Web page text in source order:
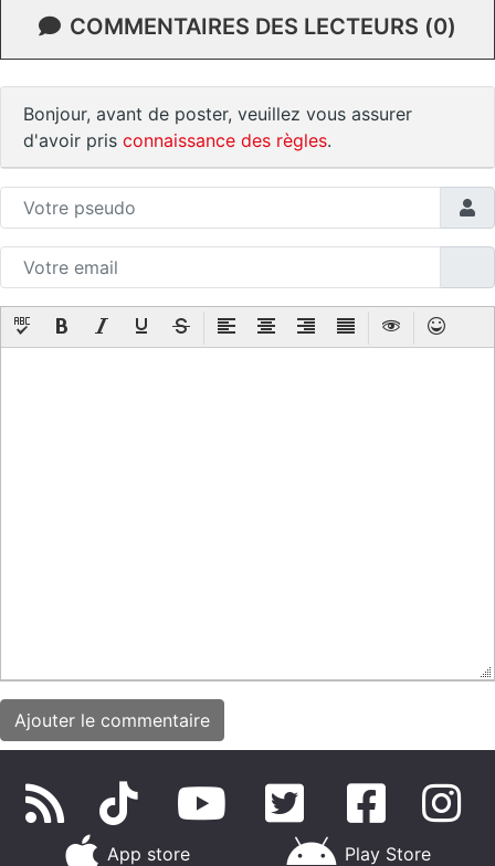
COMMENTAIRES DES LECTEURS (0)
Bonjour, avant de poster, veuillez vous assurer
d'avoir pris connaissance des règles.
App store Play Store